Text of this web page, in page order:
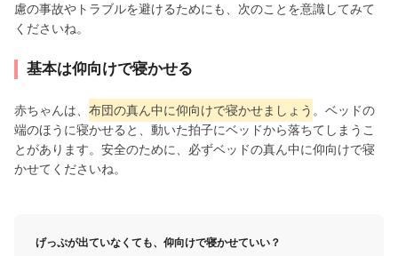
慮の事故やトラブルを避けるためにも、次のことを意識してみて
くださいね。
基本は仰向けで寝かせる
赤ちゃんは、 布団の真ん中に仰向けで寝かせましょう 。ベッドの
端のほうに寝かせると、動いた拍子にベッドから落ちてしまうこ
とがあります。安全のために、必ずベッドの真ん中に仰向けで寝
かせてくださいね。
げっぷが出ていなくても、仰向けで寝かせていい？